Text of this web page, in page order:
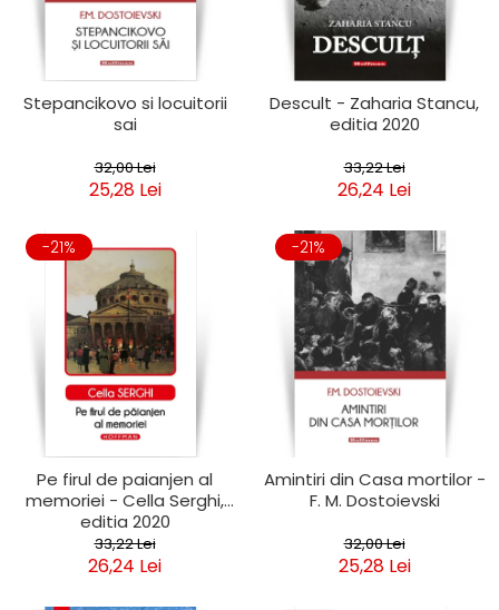
Stepancikovo si locuitorii
sai
32,00 Lei
25,28 Lei
Descult - Zaharia Stancu,
editia 2020
33,22 Lei
26,24 Lei
-21%
Pe firul de paianjen al
memoriei - Cella Serghi,
editia 2020
33,22 Lei
26,24 Lei
-21%
Amintiri din Casa mortilor -
F. M. Dostoievski
32,00 Lei
25,28 Lei